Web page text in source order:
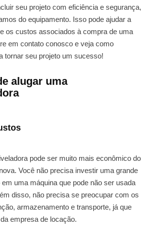
seu projeto com eficiência e segurança,
do equipamento. Isso pode ajudar a
os custos associados à compra de uma
em contato conosco e veja como
tornar seu projeto um sucesso!
alugar uma
pode ser muito mais econômico do
Você não precisa investir uma grande
em uma máquina que pode não ser usada
disso, não precisa se preocupar com os
armazenamento e transporte, já que
empresa de locação.